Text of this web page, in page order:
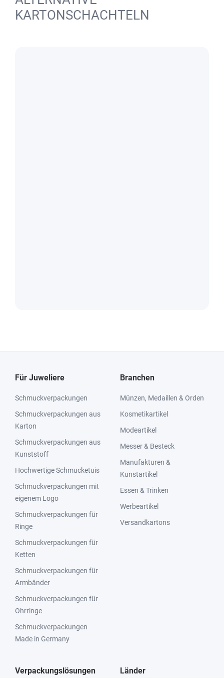
KARTONSCHACHTELN
Für Juweliere
Schmuckverpackungen
Schmuckverpackungen aus
Karton
Schmuckverpackungen aus
Kunststoff
Hochwertige Schmucketuis
Schmuckverpackungen mit
eigenem Logo
Schmuckverpackungen für
Ringe
Schmuckverpackungen für
Ketten
Schmuckverpackungen für
Armbänder
Schmuckverpackungen für
Ohrringe
Schmuckverpackungen
Made in Germany
Branchen
Münzen, Medaillen & Orden
Kosmetikartikel
Modeartikel
Messer & Besteck
Manufakturen &
Kunstartikel
Essen & Trinken
Werbeartikel
Versandkartons
Verpackungslösungen Länder